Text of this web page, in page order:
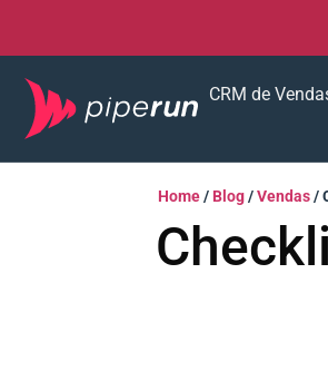
CRM de
Home/ Blog/Vendas/